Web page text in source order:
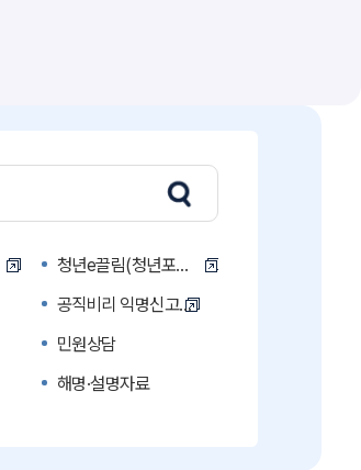
청년e끌림(청년포털)
공직비리 익명신고
민원상담
해명·설명자료